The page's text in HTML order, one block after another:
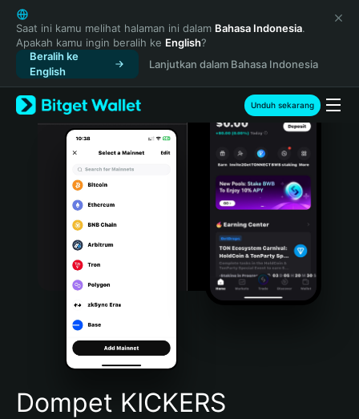
English
日本語
Tiếng Việt
Русский
Español (Latinoamérica)
Türkçe
Italiano
Português (Portugal)
Bahasa Indonesia
Português (Brasil)
Español (Argentina)
Saat ini kamu melihat halaman ini dalam Bahasa Indonesia.
Apakah kamu ingin beralih ke English?
Beralih ke
English
Lanjutkan dalam Bahasa Indonesia
Unduh sekarang
Dompet KICKERS